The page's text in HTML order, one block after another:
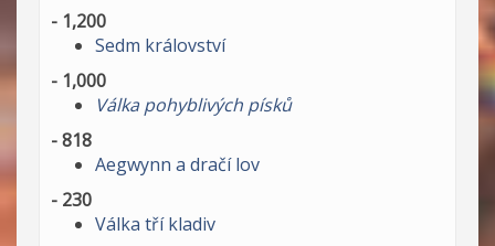
- 1,200
Sedm království
- 1,000
Válka pohyblivých písků
- 818
Aegwynn a dračí lov
- 230
Válka tří kladiv